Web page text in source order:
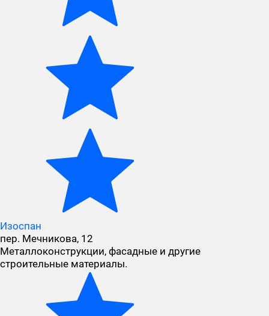
Изоспан
пер. Мечникова, 12
Металлоконструкции, фасадные и другие
строительные материалы.